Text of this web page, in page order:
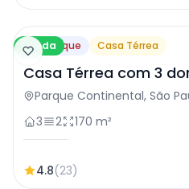
Venda
Destaque Casa Térrea
Casa Térrea com 3
Paulo
Parque Continental, São
3
2 170 m²
4.8(23)